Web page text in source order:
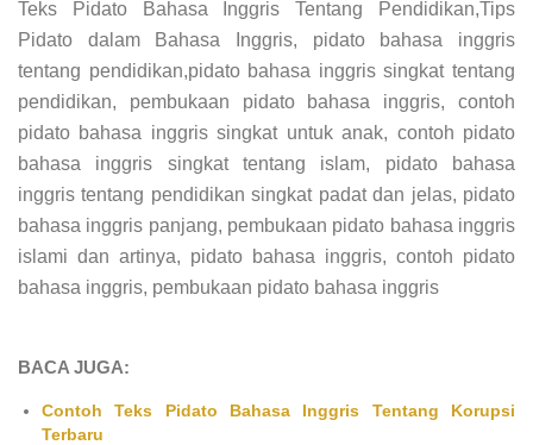
Teks Pidato Bahasa Inggris Tentang Pendidikan,Tips
Pidato dalam Bahasa Inggris, pidato bahasa inggris
tentang pendidikan,pidato bahasa inggris singkat tentang
pendidikan, pembukaan pidato bahasa inggris, contoh
pidato bahasa inggris singkat untuk anak, contoh pidato
bahasa inggris singkat tentang islam, pidato bahasa
inggris tentang pendidikan singkat padat dan jelas, pidato
bahasa inggris panjang, pembukaan pidato bahasa inggris
islami dan artinya, pidato bahasa inggris, contoh pidato
bahasa inggris, pembukaan pidato bahasa inggris
BACA JUGA:
Contoh Teks Pidato Bahasa Inggris Tentang Korupsi
Terbaru